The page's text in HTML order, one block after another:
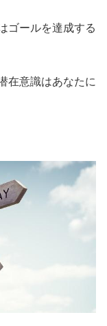
ゴールを達成する
在意識はあなたに